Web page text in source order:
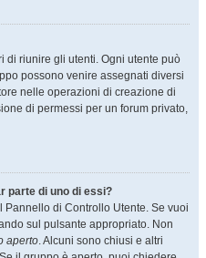
di riunire gli utenti. Ogni utente può
possono venire assegnati diversi
nelle operazioni di creazione di
di permessi per un forum privato,
parte di uno di essi?
Pannello di Controllo Utente. Se vuoi
sul pulsante appropriato. Non
aperto. Alcuni sono chiusi e altri